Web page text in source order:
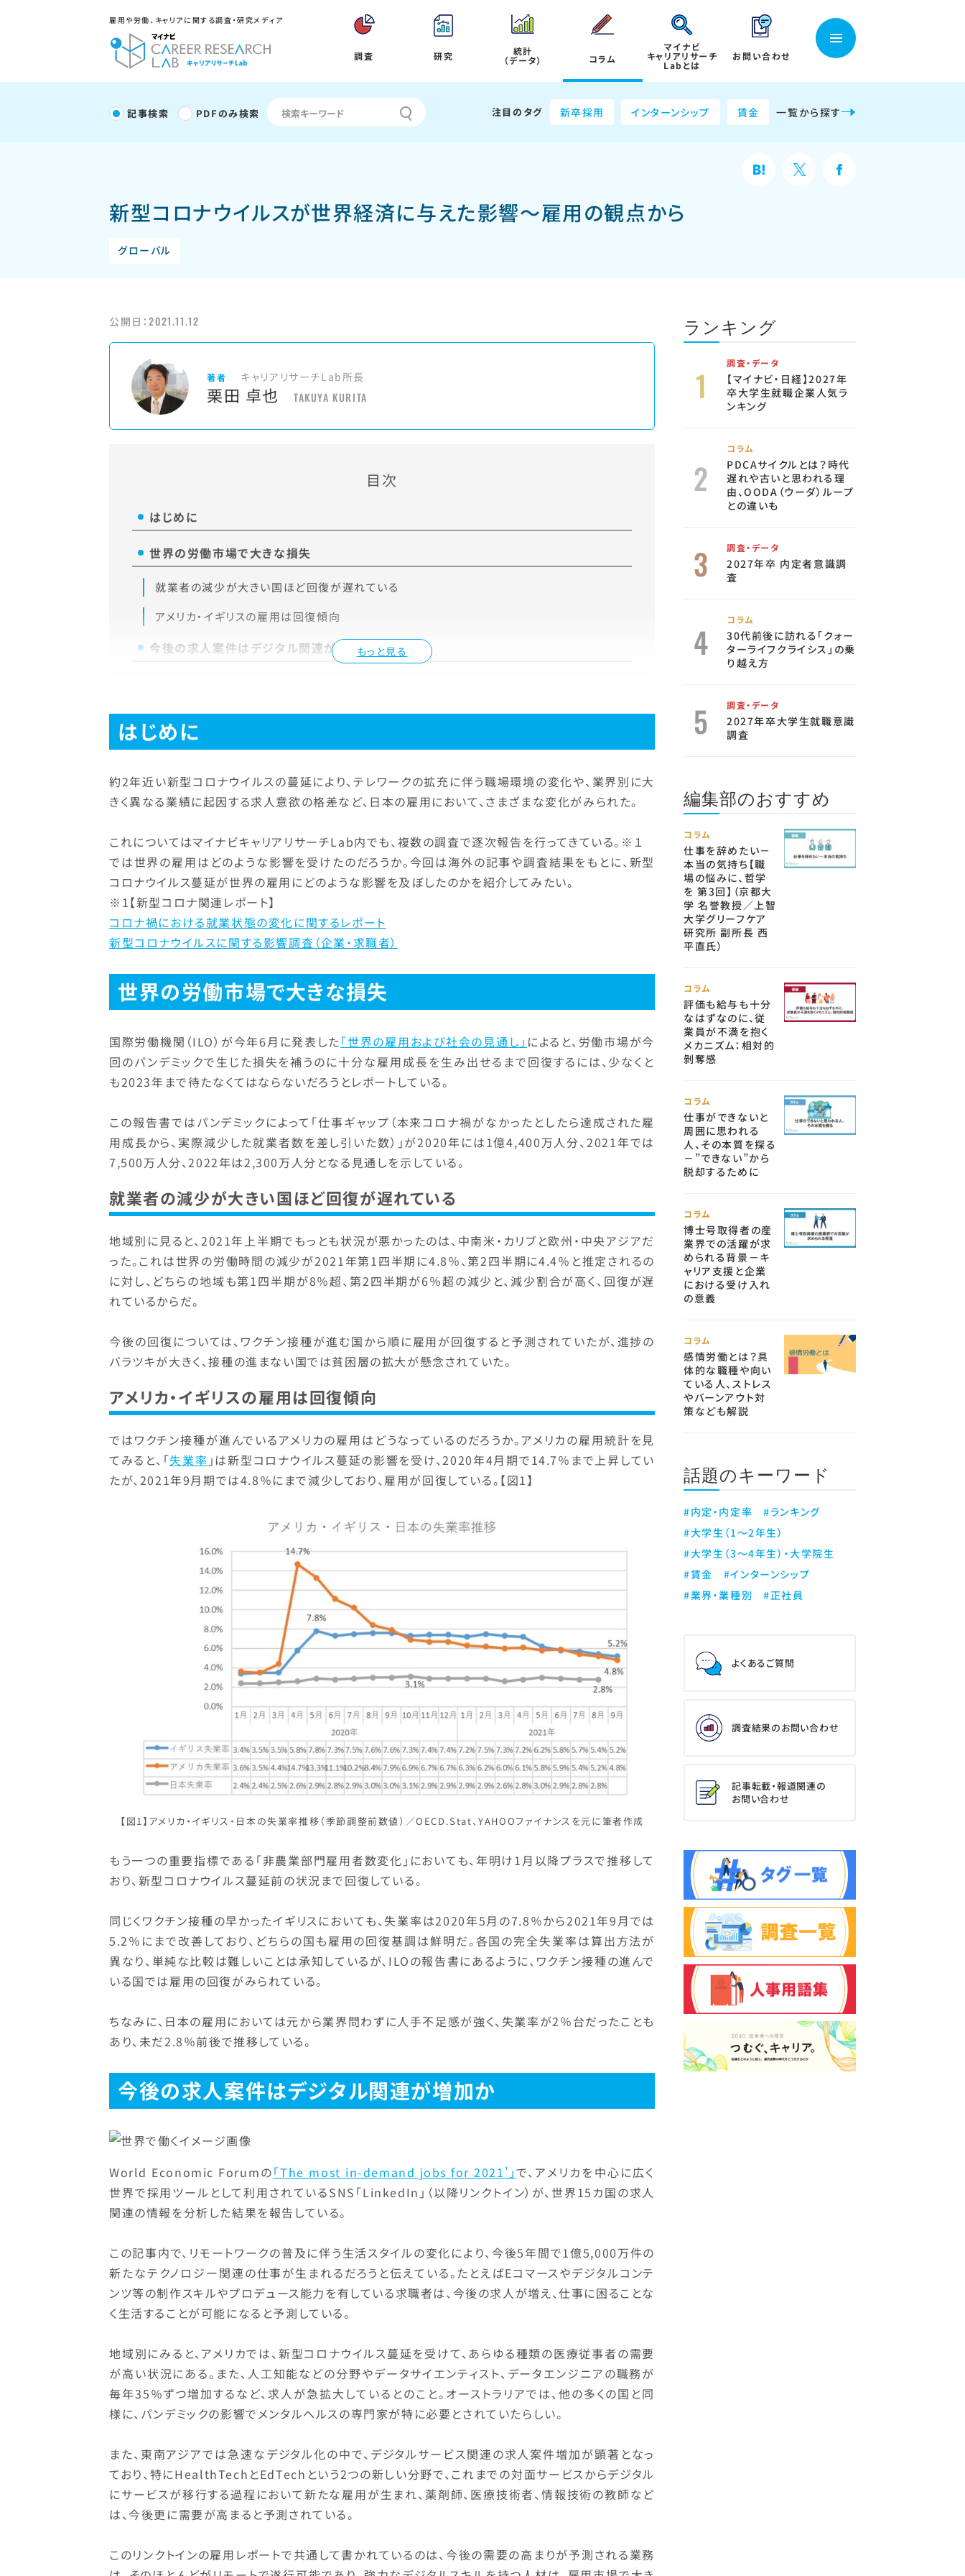
雇用や労働、キャリアに関する調査・研究メディア
調査 研究 統計
（データ） コラム
マイナビ
キャリアリサーチ
Labとは
お問い合わせ
記事検索 PDFのみ検索 注目のタグ 新卒採用 インターンシップ 賃金 一覧から探す
新型コロナウイルスが世界経済に与えた影響～雇用の観点から
グローバル
公開日：2021.11.12
著者 キャリアリサーチLab所長
栗田 卓也 TAKUYA KURITA
目次
もっと見る
はじめに
世界の労働市場で大きな損失
就業者の減少が大きい国ほど回復が遅れている
アメリカ・イギリスの雇用は回復傾向
今後の求人案件はデジタル関連が増加か
はじめに
約2年近い新型コロナウイルスの蔓延により、テレワークの拡充に伴う職場環境の変化や、業界別に大
きく異なる業績に起因する求人意欲の格差など、日本の雇用において、さまざまな変化がみられた。
これについてはマイナビキャリアリサーチLab内でも、複数の調査で逐次報告を行ってきている。※１
では世界の雇用はどのような影響を受けたのだろうか。今回は海外の記事や調査結果をもとに、新型
コロナウイルス蔓延が世界の雇用にどのような影響を及ぼしたのかを紹介してみたい。
※1【新型コロナ関連レポート】
コロナ禍における就業状態の変化に関するレポート
新型コロナウイルスに関する影響調査（企業・求職者）
世界の労働市場で大きな損失
国際労働機関（ILO）が今年6月に発表した「世界の雇用および社会の見通し」 によると、労働市場が今
回のパンデミックで生じた損失を補うのに十分な雇用成長を生み出せるまで回復するには、少なくと
も2023年まで待たなくてはならないだろうとレポートしている。
この報告書ではパンデミックによって「仕事ギャップ（本来コロナ禍がなかったとしたら達成された雇
用成長から、実際減少した就業者数を差し引いた数）」が2020年には1億4,400万人分、2021年では
7,500万人分、2022年は2,300万人分となる見通しを示している。
就業者の減少が大きい国ほど回復が遅れている
地域別に見ると、2021年上半期でもっとも状況が悪かったのは、中南米・カリブと欧州・中央アジアだ
った。これは世界の労働時間の減少が2021年第1四半期に4.8％、第2四半期に4.4％と推定されるの
に対し、どちらの地域も第1四半期が8％超、第2四半期が6％超の減少と、減少割合が高く、回復が遅
れているからだ。
今後の回復については、ワクチン接種が進む国から順に雇用が回復すると予測されていたが、進捗の
バラツキが大きく、接種の進まない国では貧困層の拡大が懸念されていた。
アメリカ・イギリスの雇用は回復傾向
ではワクチン接種が進んでいるアメリカの雇用はどうなっているのだろうか。アメリカの雇用統計を見
てみると、「失業率 」は新型コロナウイルス蔓延の影響を受け、2020年4月期で14.7％まで上昇してい
たが、2021年9月期では4.8％にまで減少しており、雇用が回復している。【図1】
【図1】アメリカ・イギリス・日本の失業率推移（季節調整前数値）／OECD.Stat、YAHOOファイナンスを元に筆者作成
もう一つの重要指標である「非農業部門雇用者数変化」においても、年明け1月以降プラスで推移して
おり、新型コロナウイルス蔓延前の状況まで回復している。
同じくワクチン接種の早かったイギリスにおいても、失業率は2020年5月の7.8％から2021年9月では
5.2％にまで改善しており、どちらの国も雇用の回復基調は鮮明だ。各国の完全失業率は算出方法が
異なり、単純な比較は難しいことは承知しているが、ILOの報告書にあるように、ワクチン接種の進んで
いる国では雇用の回復がみられている。
ちなみに、日本の雇用においては元から業界問わずに人手不足感が強く、失業率が2％台だったことも
あり、未だ2.8％前後で推移している。
今後の求人案件はデジタル関連が増加か
World Economic Forumの「The most in-demand jobs for 2021’」で、アメリカを中心に広く
世界で採用ツールとして利用されているSNS「LinkedIn」（以降リンクトイン）が、世界15カ国の求人
関連の情報を分析した結果を報告している。
この記事内で、リモートワークの普及に伴う生活スタイルの変化により、今後5年間で1億5,000万件の
新たなテクノロジー関連の仕事が生まれるだろうと伝えている。たとえばEコマースやデジタルコンテ
ンツ等の制作スキルやプロデュース能力を有している求職者は、今後の求人が増え、仕事に困ることな
く生活することが可能になると予測している。
地域別にみると、アメリカでは、新型コロナウイルス蔓延を受けて、あらゆる種類の医療従事者の需要
が高い状況にある。また、人工知能などの分野やデータサイエンティスト、データエンジニアの職務が
毎年35％ずつ増加するなど、求人が急拡大しているとのこと。オーストラリアでは、他の多くの国と同
様に、パンデミックの影響でメンタルヘルスの専門家が特に必要とされていたらしい。
また、東南アジアでは急速なデジタル化の中で、デジタルサービス関連の求人案件増加が顕著となっ
ており、特にHealthTechとEdTechという2つの新しい分野で、これまでの対面サービスからデジタル
にサービスが移行する過程において新たな雇用が生まれ、薬剤師、医療技術者、情報技術の教師など
は、今後更に需要が高まると予測されている。
このリンクトインの雇用レポートで共通して書かれているのは、今後の需要の高まりが予測される業務
ランキング
調査・データ
【マイナビ・日経】2027年
卒大学生就職企業人気ラ
ンキング
コラム
PDCAサイクルとは？時代
遅れや古いと思われる理
由、OODA（ウーダ）ループ
との違いも
調査・データ
2027年卒 内定者意識調
査
コラム
30代前後に訪れる「クォー
ターライフクライシス」の乗
り越え方
調査・データ
2027年卒大学生就職意識
調査
編集部のおすすめ
コラム
仕事を辞めたい－
本当の気持ち【職
場の悩みに、哲学
を 第3回】（京都大
学 名誉教授／上智
大学グリーフケア
研究所 副所長 西
平直氏）
コラム
評価も給与も十分
なはずなのに、従
業員が不満を抱く
メカニズム：相対的
剝奪感
コラム
仕事ができないと
周囲に思われる
人、その本質を探る
－”できない”から
脱却するために
コラム
博士号取得者の産
業界での活躍が求
められる背景－キ
ャリア支援と企業
における受け入れ
の意義
コラム
感情労働とは？具
体的な職種や向い
ている人、ストレス
やバーンアウト対
策なども解説
話題のキーワード
#内定・内定率
#ランキング
#大学生（1～2年生）
#大学生（3～4年生）・大学院生
#賃金
#インターンシップ
#業界・業種別
#正社員
よくあるご質問
調査結果のお問い合わせ
記事転載・報道関連の
お問い合わせ